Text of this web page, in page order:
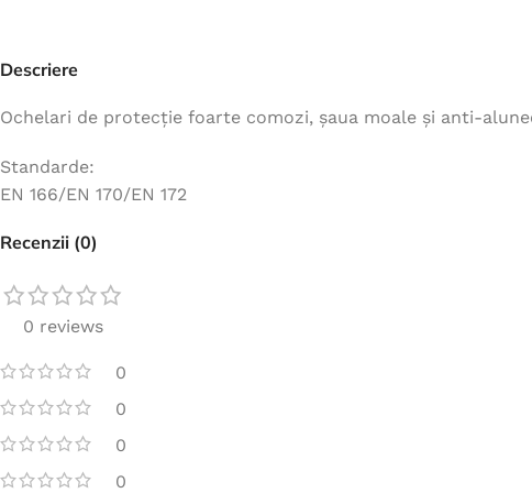
Tricouri
Pelerine
Costume
Combinezoane
Descriere
Ochelari de protecție foarte comozi, șaua moale și anti-
Standarde:
EN 166/EN 170/EN 172
Recenzii (0)
0 reviews
0
0
0
0